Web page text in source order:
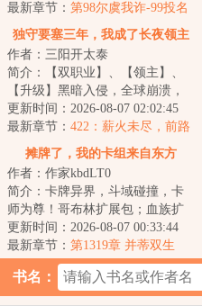
有些东西天生自带...
最新章节： 第98尔虞我诈-99投名
状（四更一万二求月票）
独守要塞三年，我成了长夜领主
作者：三阳开太泰
简介：【双职业】、【领主】、
【升级】黑暗入侵，全球崩溃，
暗幕席卷光明，魔物吞噬人类。
林修作为一个外...
更新时间：2026-08-07 02:02:45
最新章节： 422：薪火未尽，前路
不止
摊牌了，我的卡组来自东方
作者：作家kbdLT0
简介：卡牌异界，斗域碰撞，卡
师为尊！哥布林扩展包；血族扩
展包；巨龙扩展包.......而穿越来
此的陆承身...
更新时间：2026-08-07 00:33:44
最新章节： 第1319章 并蒂双生
书名：